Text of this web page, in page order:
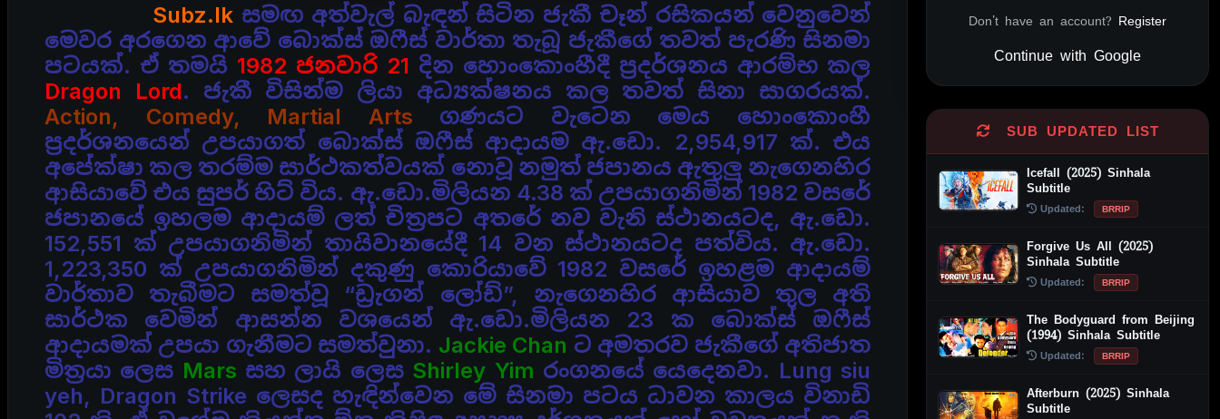
Subz.lk සමඟ අත්වැල් බැඳන් සිටින ජැකී චෑන් රසිකයන් වෙනුවෙන්
මෙවර අරගෙන ආවේ බොක්ස් ඔෆීස් වාර්තා තැබූ ජැකීගේ තවත් පැරණි සිනමා
පටයක්. ඒ තමයි 1982 ජනවාරි 21 දින හොංකොංහීදී ප්‍රදර්ශනය ආරම්භ කල
Dragon Lord. ජැකී විසින්ම ලියා අධ්‍යක්ෂනය කල තවත් සිනා සාගරයක්.
Action, Comedy, Martial Arts ගණයට වැටෙන මෙය හොංකොංහී
ප්‍රදර්ශනයෙන් උපයාගත් බොක්ස් ඔෆීස් ආදායම ඇ.ඩො. 2,954,917 ක්. එය
අපේක්ෂා කල තරම්ම සාර්ථකත්වයක් නොවූ නමුත් ජපානය ඇතුලු නැගෙනහිර
ආසියාවේ එය සුපර් හිට් විය. ඇ.ඩො.මිලියන 4.38 ක් උපයාගනිමින් 1982 වසරේ
ජපානයේ ඉහලම ආදායම් ලත් චිත්‍රපට අතරේ නව වැනි ස්ථානයටද, ඇ.ඩො.
152,551 ක් උපයාගනිමින් තායිවානයේදී 14 වන ස්ථානයටද පත්විය. ඇ.ඩො.
1,223,350 ක් උපයාගනිමින් දකුණු කොරියාවේ 1982 වසරේ ඉහළම ආදායම්
වාර්තාව තැබීමට සමත්වූ “ඩ්‍රැගන් ලෝඩ්”, නැගෙනහිර ආසියාව තුල අති
සාර්ථක වෙමින් ආසන්න වශයෙන් ඇ.ඩො.මිලියන 23 ක බොක්ස් ඔෆීස්
ආදායමක් උපයා ගැනීමට සමත්වුනා. Jackie Chan ට අමතරව ජැකීගේ අතිජාත
මිත්‍රයා ලෙස Mars සහ ලායි ලෙස Shirley Yim රංගනයේ යෙදෙනවා. Lung siu
yeh, Dragon Strike ලෙසද හැඳින්වෙන මේ සිනමා පටය ධාවන කාලය විනාඩි
Don't have an account? Register
Continue with Google
SUB UPDATED LIST
Icefall (2025) Sinhala
Subtitle
Updated: BRRIP
Forgive Us All (2025)
Sinhala Subtitle
Updated: BRRIP
The Bodyguard from Beijing
(1994) Sinhala Subtitle
Updated: BRRIP
Afterburn (2025) Sinhala
Subtitle